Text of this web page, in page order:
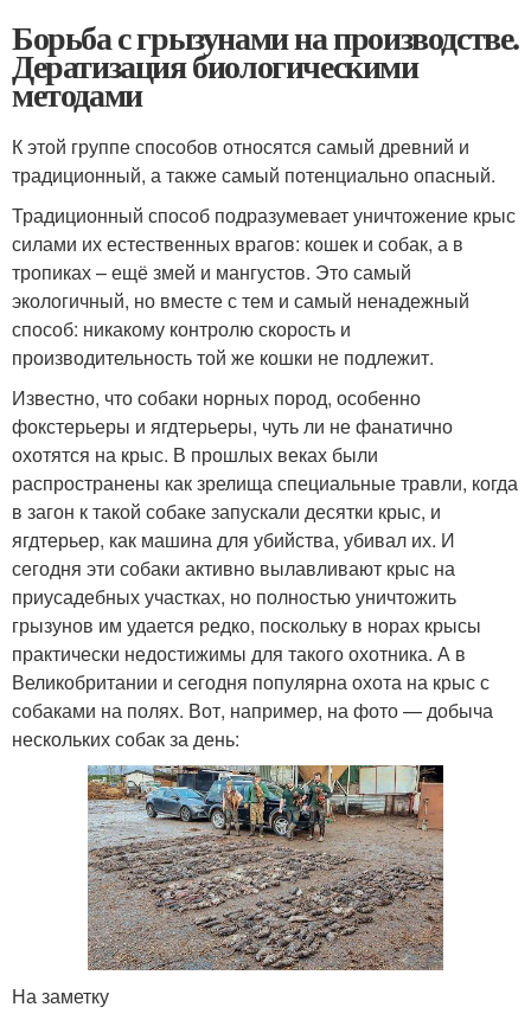
Борьба с грызунами на производстве.
Дератизация биологическими
методами
К этой группе способов относятся самый древний и
традиционный, а также самый потенциально опасный.
Традиционный способ подразумевает уничтожение крыс
силами их естественных врагов: кошек и собак, а в
тропиках – ещё змей и мангустов. Это самый
экологичный, но вместе с тем и самый ненадежный
способ: никакому контролю скорость и
производительность той же кошки не подлежит.
Известно, что собаки норных пород, особенно
фокстерьеры и ягдтерьеры, чуть ли не фанатично
охотятся на крыс. В прошлых веках были
распространены как зрелища специальные травли, когда
в загон к такой собаке запускали десятки крыс, и
ягдтерьер, как машина для убийства, убивал их. И
сегодня эти собаки активно вылавливают крыс на
приусадебных участках, но полностью уничтожить
грызунов им удается редко, поскольку в норах крысы
практически недостижимы для такого охотника. А в
Великобритании и сегодня популярна охота на крыс с
собаками на полях. Вот, например, на фото — добыча
нескольких собак за день:
На заметку